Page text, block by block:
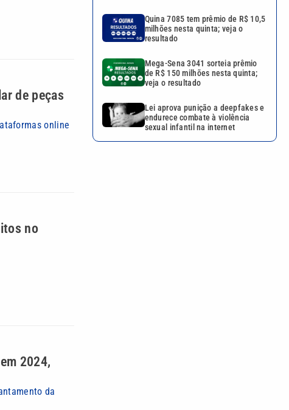
de peças
online
no
2024,
da
Quina 7085 tem prêmio de R$ 10,5
milhões nesta quinta; veja o
resultado
Mega-Sena 3041 sorteia prêmio
de R$ 150 milhões nesta quinta;
veja o resultado
Lei aprova punição a deepfakes e
endurece combate à violência
sexual infantil na internet